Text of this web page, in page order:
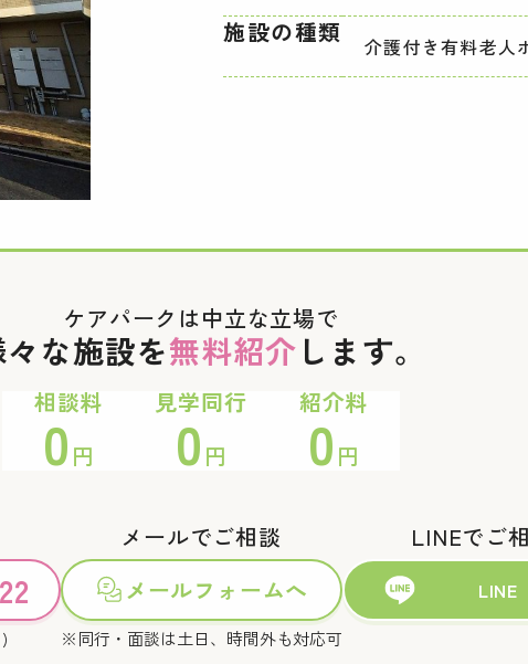
施設の種類 介護付き有料老人
ケアパークは中立な立場で
な施設を無料紹介 します。
相談料
0 円
見学同行
0 円
紹介料
0 円
メールでご相談
メールフォームへ
※同行・面談は土日、時間外も対応可
LINEでご
LINE